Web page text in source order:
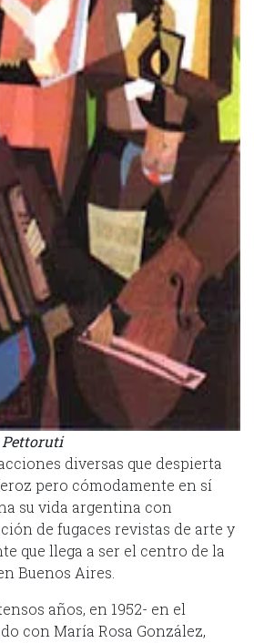
diversas que despierta
pero cómodamente en sí
su vida argentina con
de fugaces revistas de arte y
que llega a ser el centro de la
Buenos Aires.
años, en 1952- en el
con María Rosa González,